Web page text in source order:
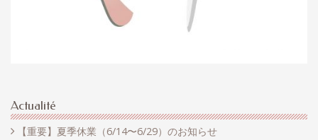
Actualité
【重要】夏季休業（6/14〜6/29）のお知らせ